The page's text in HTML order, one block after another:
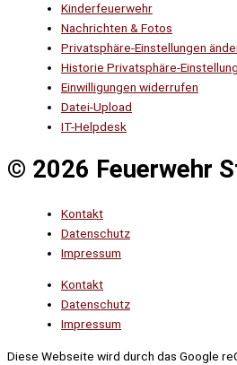
Kinderfeuerwehr
Nachrichten & Fotos
Privatsphäre-Einstellungen
Historie Privatsphäre-
Einwilligungen widerrufen
Datei-Upload
IT-Helpdesk
© 2026 Feuerwehr
Kontakt
Datenschutz
Impressum
Kontakt
Datenschutz
Impressum
Diese Webseite wird durch das Google